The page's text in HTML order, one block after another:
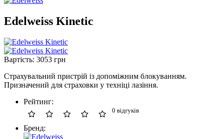
Edelweiss Kinetic
Вартість: 3053 грн
Страхувальний пристрій із допоміжним блокуванням.
Призначений для страховки у техніці лазіння.
Рейтинг:
0 відгуків
Бренд: